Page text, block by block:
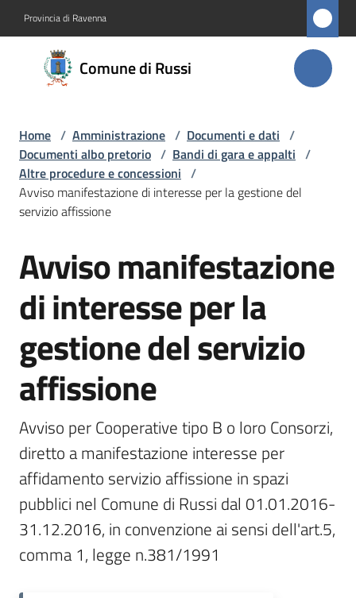
Provincia di Ravenna
Comune di Russi
Comune
di Russi
Amministrazione
Menu selezionato
Novità
Vivere
Russi
Orari
Segnalazioni
Tutti
gli
argomenti
Home / Amministrazione / Documenti e dati /
Documenti albo pretorio / Bandi di gara e appalti /
Altre procedure e concessioni /
Avviso manifestazione di interesse per la gestione del
servizio affissione
Salta al contenuto
Avviso manifestazione
di interesse per la
gestione del servizio
affissione
Avviso per Cooperative tipo B o loro Consorzi,
diretto a manifestazione interesse per
affidamento servizio affissione in spazi
pubblici nel Comune di Russi dal 01.01.2016-
31.12.2016, in convenzione ai sensi dell'art.5,
comma 1, legge n.381/1991